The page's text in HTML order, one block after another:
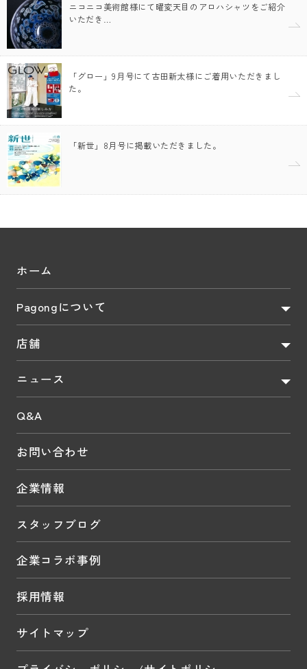
ニコニコ美術館様にて曜変天目のアロハシャツをご紹介
いただき…
「グロー」9月号にて古田新太様にご着用いただきまし
た。
「新世」8月号に掲載いただきました。
ホーム
Pagongについて
店舗
ニュース
Q&A
お問い合わせ
企業情報
スタッフブログ
企業コラボ事例
採用情報
サイトマップ